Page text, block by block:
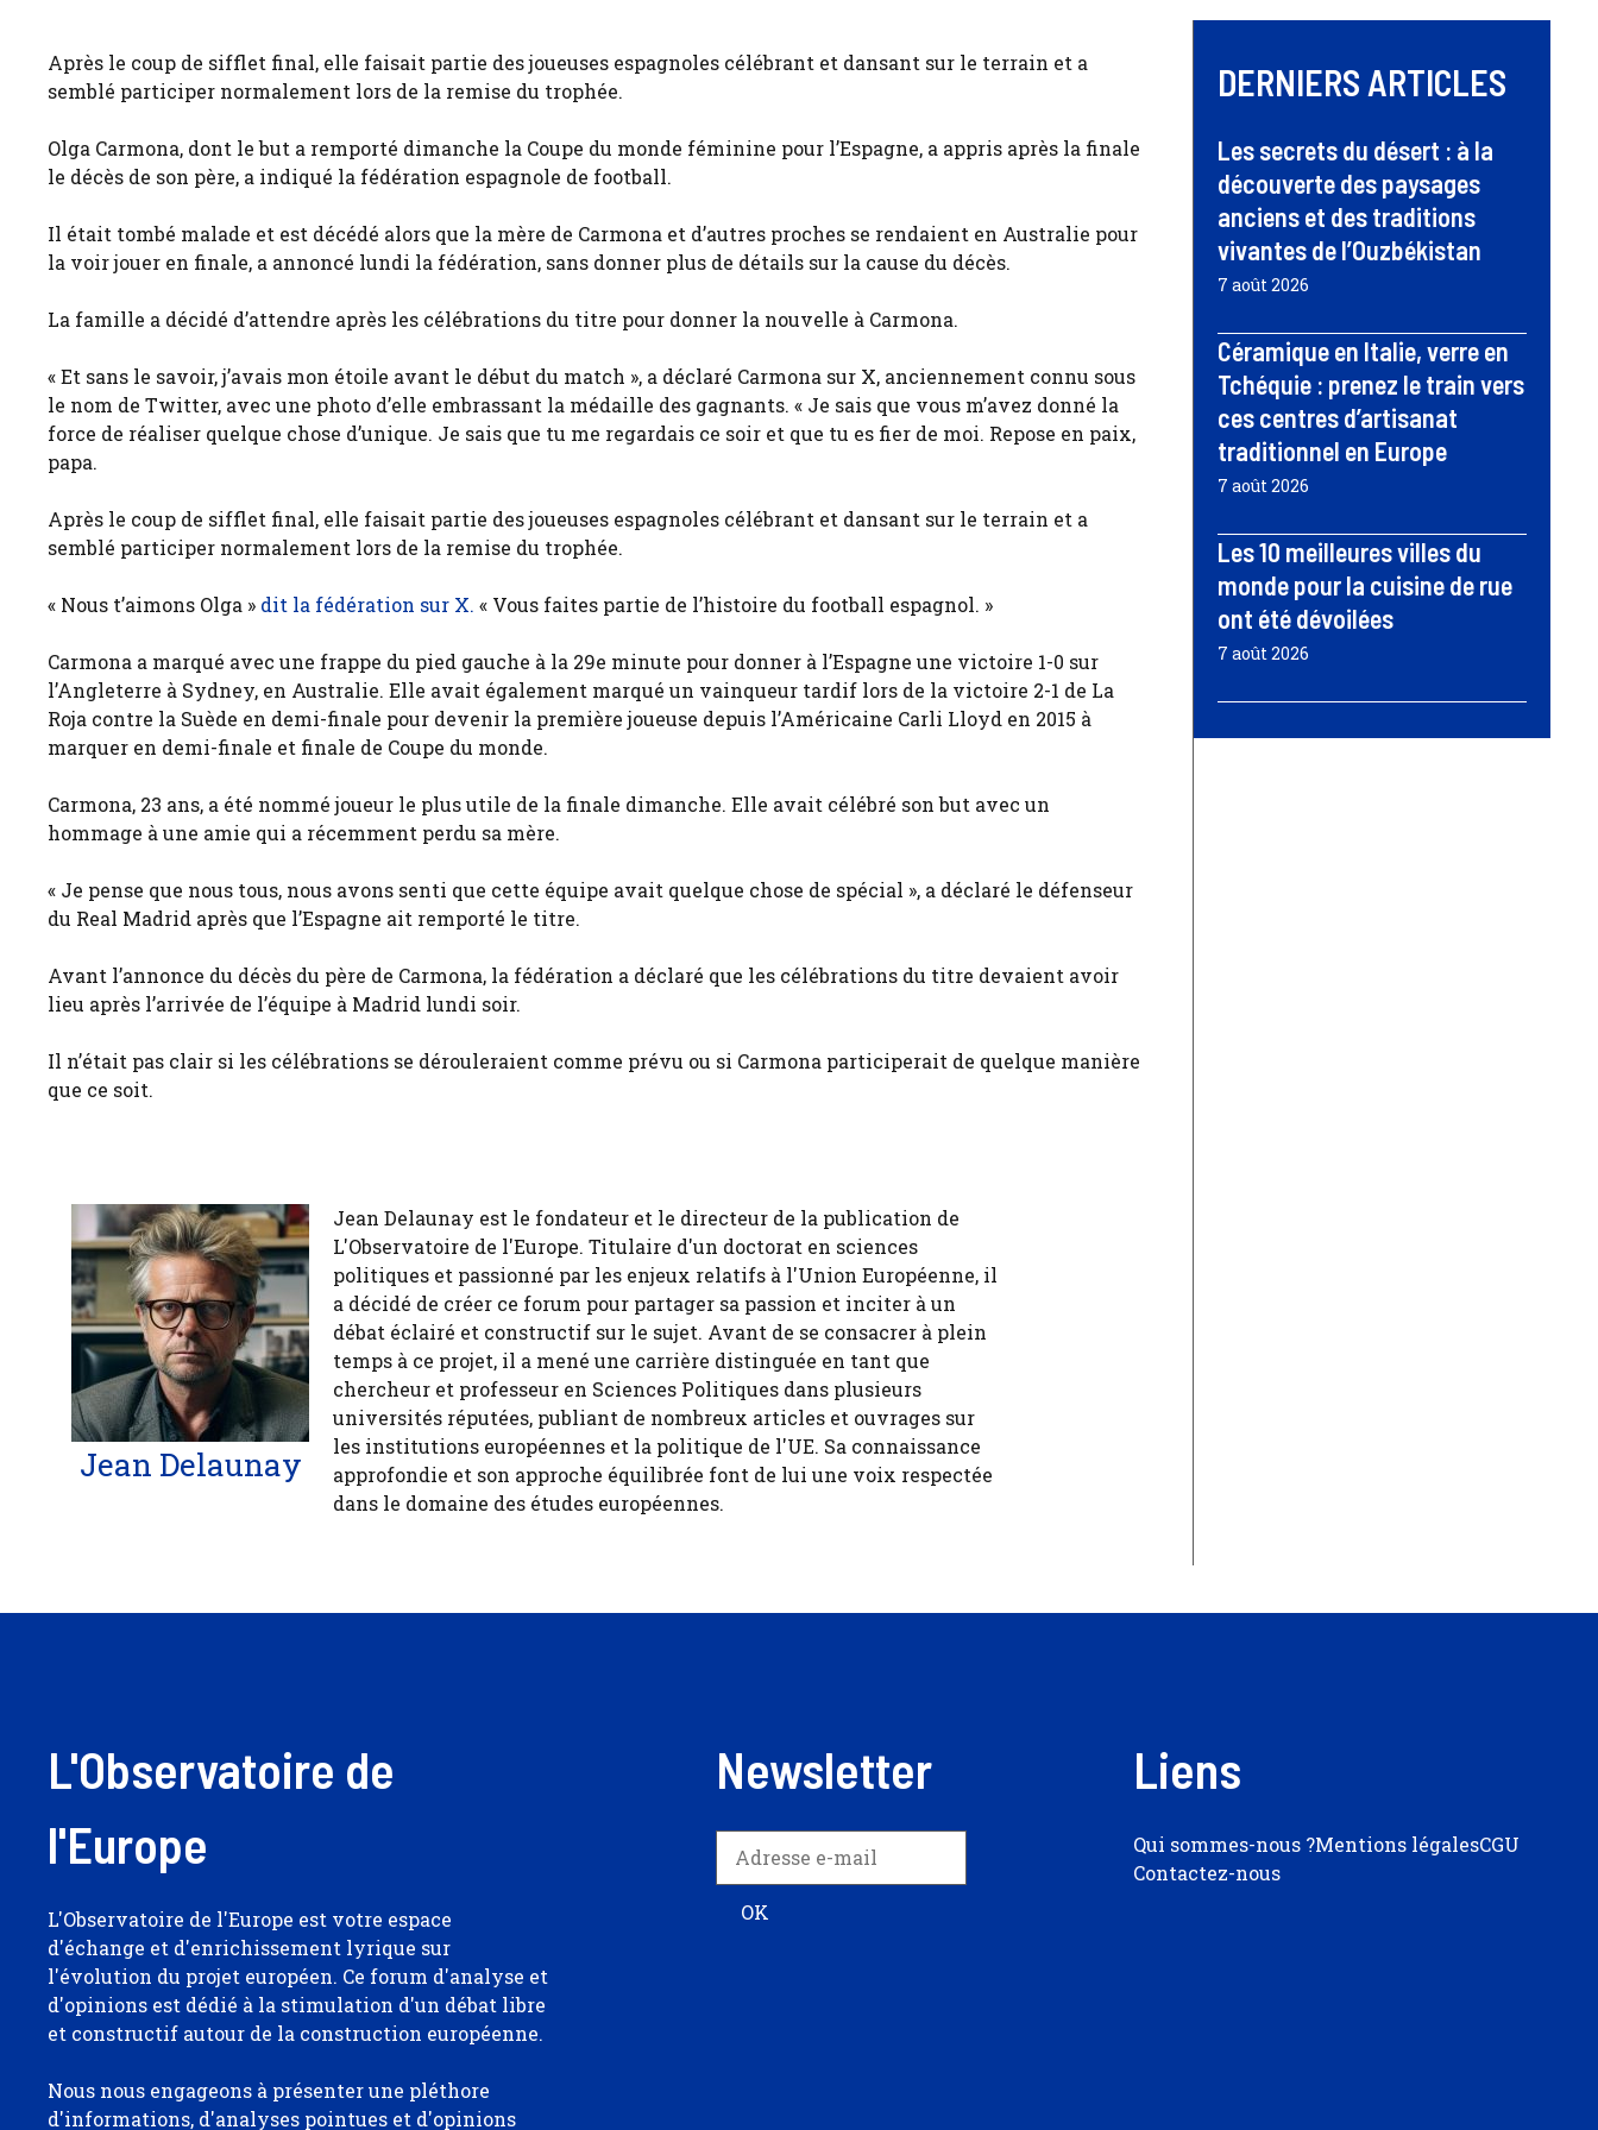
Après le coup de sifflet final, elle faisait partie des joueuses espagnoles célébrant et dansant sur le terrain et a
semblé participer normalement lors de la remise du trophée.
Olga Carmona, dont le but a remporté dimanche la Coupe du monde féminine pour l’Espagne, a appris après la finale
le décès de son père, a indiqué la fédération espagnole de football.
Il était tombé malade et est décédé alors que la mère de Carmona et d’autres proches se rendaient en Australie pour
la voir jouer en finale, a annoncé lundi la fédération, sans donner plus de détails sur la cause du décès.
La famille a décidé d’attendre après les célébrations du titre pour donner la nouvelle à Carmona.
« Et sans le savoir, j’avais mon étoile avant le début du match », a déclaré Carmona sur X, anciennement connu sous
le nom de Twitter, avec une photo d’elle embrassant la médaille des gagnants. « Je sais que vous m’avez donné la
force de réaliser quelque chose d’unique. Je sais que tu me regardais ce soir et que tu es fier de moi. Repose en paix,
papa.
Après le coup de sifflet final, elle faisait partie des joueuses espagnoles célébrant et dansant sur le terrain et a
semblé participer normalement lors de la remise du trophée.
« Nous t’aimons Olga » dit la fédération sur X. « Vous faites partie de l’histoire du football espagnol. »
Carmona a marqué avec une frappe du pied gauche à la 29e minute pour donner à l’Espagne une victoire 1-0 sur
l’Angleterre à Sydney, en Australie. Elle avait également marqué un vainqueur tardif lors de la victoire 2-1 de La
Roja contre la Suède en demi-finale pour devenir la première joueuse depuis l’Américaine Carli Lloyd en 2015 à
marquer en demi-finale et finale de Coupe du monde.
Carmona, 23 ans, a été nommé joueur le plus utile de la finale dimanche. Elle avait célébré son but avec un
hommage à une amie qui a récemment perdu sa mère.
« Je pense que nous tous, nous avons senti que cette équipe avait quelque chose de spécial », a déclaré le défenseur
du Real Madrid après que l’Espagne ait remporté le titre.
Avant l’annonce du décès du père de Carmona, la fédération a déclaré que les célébrations du titre devaient avoir
lieu après l’arrivée de l’équipe à Madrid lundi soir.
Il n’était pas clair si les célébrations se dérouleraient comme prévu ou si Carmona participerait de quelque manière
que ce soit.
Jean Delaunay
Jean Delaunay est le fondateur et le directeur de la publication de
L'Observatoire de l'Europe. Titulaire d'un doctorat en sciences
politiques et passionné par les enjeux relatifs à l'Union Européenne, il
a décidé de créer ce forum pour partager sa passion et inciter à un
débat éclairé et constructif sur le sujet. Avant de se consacrer à plein
temps à ce projet, il a mené une carrière distinguée en tant que
chercheur et professeur en Sciences Politiques dans plusieurs
universités réputées, publiant de nombreux articles et ouvrages sur
les institutions européennes et la politique de l'UE. Sa connaissance
approfondie et son approche équilibrée font de lui une voix respectée
dans le domaine des études européennes.
DERNIERS ARTICLES
Les secrets du désert : à la
découverte des paysages
anciens et des traditions
vivantes de l’Ouzbékistan
7 août 2026
Céramique en Italie, verre en
Tchéquie : prenez le train vers
ces centres d’artisanat
traditionnel en Europe
7 août 2026
Les 10 meilleures villes du
monde pour la cuisine de rue
ont été dévoilées
7 août 2026
L'Observatoire de
l'Europe
L'Observatoire de l'Europe est votre espace
d'échange et d'enrichissement lyrique sur
l'évolution du projet européen. Ce forum d'analyse et
d'opinions est dédié à la stimulation d'un débat libre
et constructif autour de la construction européenne.
Nous nous engageons à présenter une pléthore
d'informations, d'analyses pointues et d'opinions
Newsletter Liens
Qui sommes-nous ?Mentions légalesCGU
Contactez-nous